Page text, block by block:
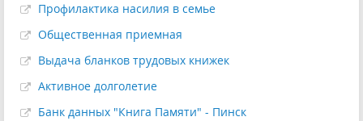
Профилактика насилия в семье
Общественная приемная
Выдача бланков трудовых книжек
Активное долголетие
Банк данных "Книга Памяти" - Пинск